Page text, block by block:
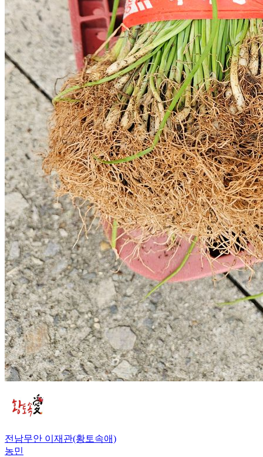
전남무안 이재관(황토속애)
농민